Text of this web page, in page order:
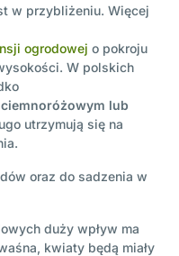
w przybliżeniu. Więcej
ogrodowej o pokroju
W polskich
ciemnoróżowym lub
utrzymują się na
oraz do sadzenia w
duży wpływ ma
kwiaty będą miały